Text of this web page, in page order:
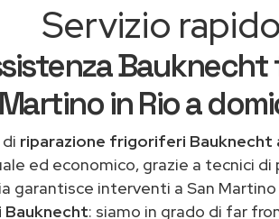
Servizio rapido
Bauknecht
Martino in Rio a
riparazione frigoriferi Bauknecht
ed economico, grazie a tecnici di
garantisce interventi a San
: siamo in grado di far